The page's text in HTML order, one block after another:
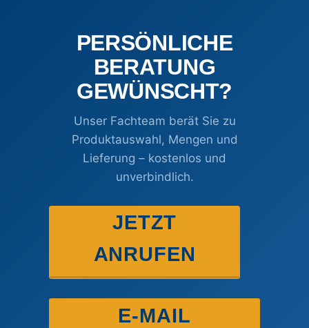
PERSÖNLICHE
BERATUNG
GEWÜNSCHT?
Unser Fachteam berät Sie zu
Produktauswahl, Mengen und
Lieferung – kostenlos und
unverbindlich.
JETZT
ANRUFEN
E-MAIL